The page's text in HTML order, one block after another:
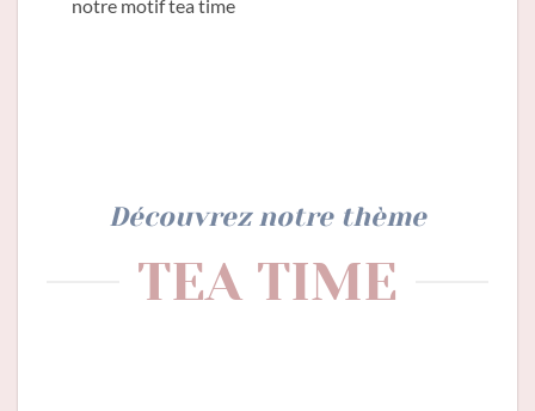
notre motif tea time
Découvrez notre thème
TEA TIME